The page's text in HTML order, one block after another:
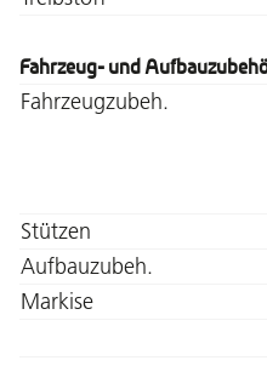
Fahrzeug- und
Fahrzeugzubeh.
Stützen
Aufbauzubeh.
Markise